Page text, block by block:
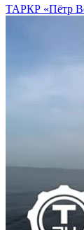
ТАРКР «Пётр